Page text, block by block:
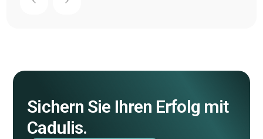
Sichern Sie Ihren Erfolg mit
Cadulis.